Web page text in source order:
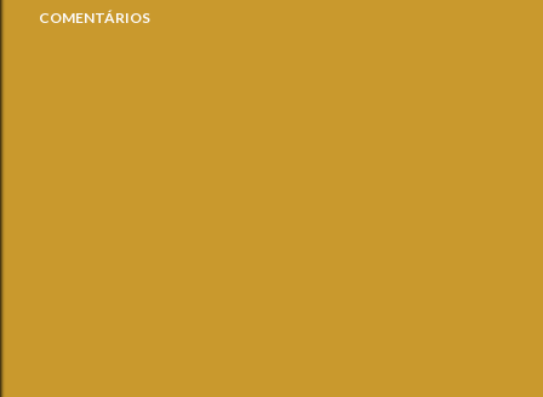
COMENTÁRIOS